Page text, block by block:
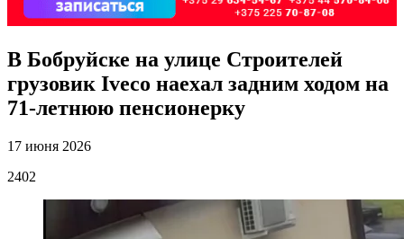
В Бобруйске на улице Строителей
грузовик Iveco наехал задним ходом на
71-летнюю пенсионерку
17 июня 2026
2402